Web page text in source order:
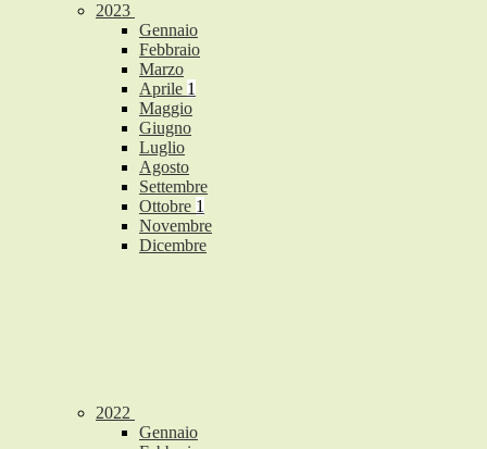
2023
Gennaio
Febbraio
Marzo
Aprile 1
Maggio
Giugno
Luglio
Agosto
Settembre
Ottobre 1
Novembre
Dicembre
2022
Gennaio